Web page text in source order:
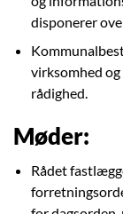
disponerer
virksomhed
rådighed.
Møder:
Rådet